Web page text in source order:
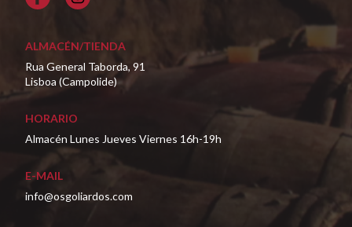
ALMACÉN/TIENDA
Rua General Taborda, 91
Lisboa (Campolide)
HORARIO
Almacén Lunes Jueves Viernes 16h-19h
E-MAIL
info@osgoliardos.com